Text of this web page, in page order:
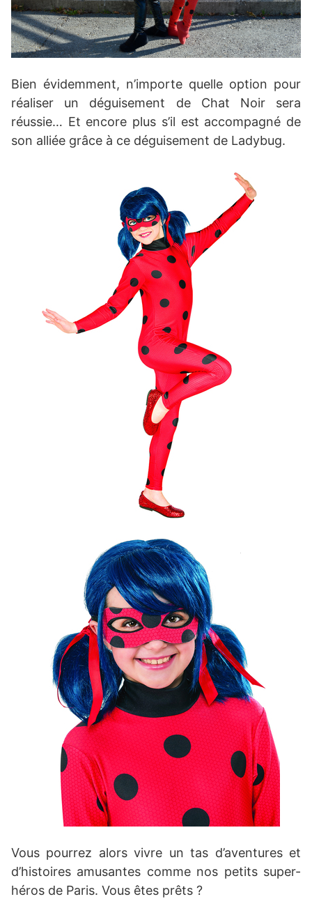
Bien évidemment, n’importe quelle option pour
réaliser un déguisement de Chat Noir sera
réussie… Et encore plus s’il est accompagné de
son alliée grâce à ce déguisement de Ladybug.
Vous pourrez alors vivre un tas d’aventures et
d’histoires amusantes comme nos petits super-
héros de Paris. Vous êtes prêts ?